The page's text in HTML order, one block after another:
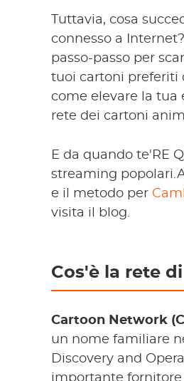
Tuttavia, cosa
connesso a
passo-passo per
tuoi cartoni preferiti
come elevare la tua
rete dei cartoni
E da quando te'RE
streaming
e il metodo per
visita il blog.
Cos'è la rete
Cartoon Network
un nome familiare
Discovery and
importante